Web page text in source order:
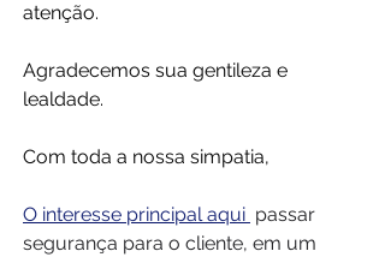
atenção.
Agradecemos sua gentileza e
lealdade.
Com toda a nossa simpatia,
O interesse principal aqui passar
segurança para o cliente, em um